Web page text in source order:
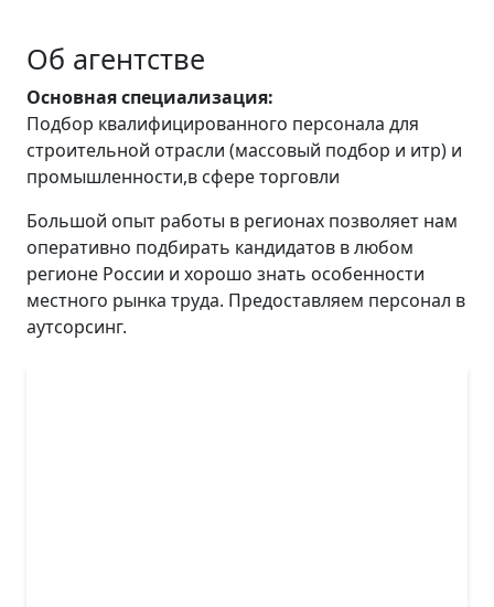
Об агентстве
Основная специализация:
Подбор квалифицированного персонала для
строительной отрасли (массовый подбор и итр) и
промышленности,в сфере торговли
Большой опыт работы в регионах позволяет нам
оперативно подбирать кандидатов в любом
регионе России и хорошо знать особенности
местного рынка труда. Предоставляем персонал в
аутсорсинг.